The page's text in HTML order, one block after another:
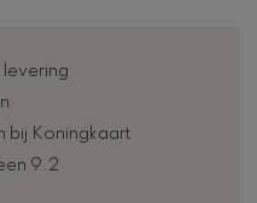
levering
bij Koningkaart
9.2